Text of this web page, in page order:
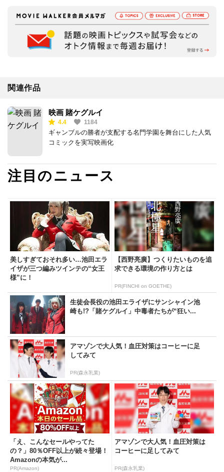
関連作品
映画 賭ケグルイ
4.4 1184
ギャンブルの勝者が支配する名門学園を舞台にした人気
コミックを実写映画化
注目のニュース
美しすぎておそれ多い…池田エラ
イザが三つ編みツインテの“女王
様”に！
【西野亮廣】つくりたいものを追
求できる環境の作り方とは
PR(FINCHI on GOETHE)
生徒会長役の池田エライザにサンシャイン池
崎も!?「賭ケグルイ」中毒者たちが“狂い...
アマゾンで大人気！血圧対策はコーヒーに足
してみて
PR(森永乳業)
「え、こんなセールやってた
の？」80％OFF以上が続々登場！
Amazonの本気が...
PR(Amazon)
アマゾンで大人気！血圧対策は
コーヒーに足してみて
PR(森永乳業)